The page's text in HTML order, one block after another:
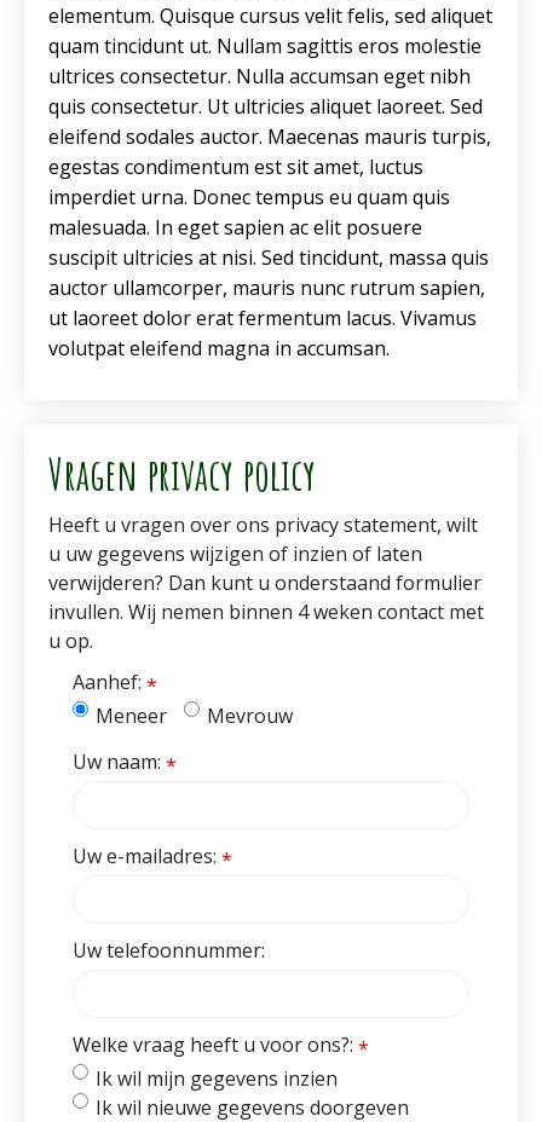
elementum. Quisque cursus velit felis, sed aliquet
quam tincidunt ut. Nullam sagittis eros molestie
ultrices consectetur. Nulla accumsan eget nibh
quis consectetur. Ut ultricies aliquet laoreet. Sed
eleifend sodales auctor. Maecenas mauris turpis,
egestas condimentum est sit amet, luctus
imperdiet urna. Donec tempus eu quam quis
malesuada. In eget sapien ac elit posuere
suscipit ultricies at nisi. Sed tincidunt, massa quis
auctor ullamcorper, mauris nunc rutrum sapien,
ut laoreet dolor erat fermentum lacus. Vivamus
volutpat eleifend magna in accumsan.
Vragen privacy policy
Heeft u vragen over ons privacy statement, wilt
u uw gegevens wijzigen of inzien of laten
verwijderen? Dan kunt u onderstaand formulier
invullen. Wij nemen binnen 4 weken contact met
u op.
Aanhef: *
Meneer
Mevrouw
Uw naam: *
Uw e-mailadres: *
Uw telefoonnummer:
Welke vraag heeft u voor ons?: *
Ik wil mijn gegevens inzien
Ik wil nieuwe gegevens doorgeven